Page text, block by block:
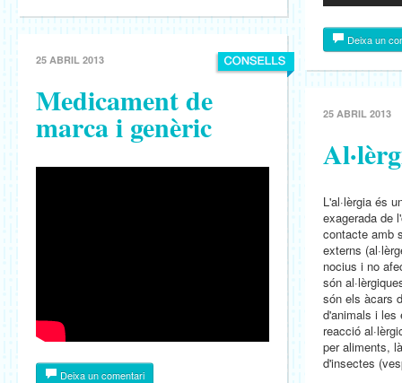
25 ABRIL 2013
Medicament de
marca i genèric
Deixa un comentari
Deixa un
25 ABRIL 2013
L'al·lèrgia és
exagerada de
contacte amb
externs
nocius i no
són
són els àcars
d'animals i les
reacció
per aliments,
d'insectes